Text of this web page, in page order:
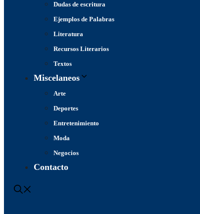
Dudas de escritura
Ejemplos de Palabras
Literatura
Recursos Literarios
Textos
Miscelaneos
Arte
Deportes
Entretenimiento
Moda
Negocios
Contacto